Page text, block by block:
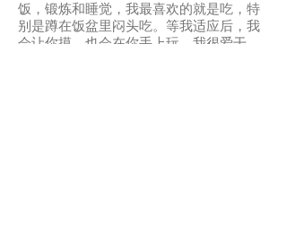
饭，锻炼和睡觉，我最喜欢的就是吃，特
别是蹲在饭盆里闷头吃。等我适应后，我
会让你摸，也会在你手上玩。我很爱干